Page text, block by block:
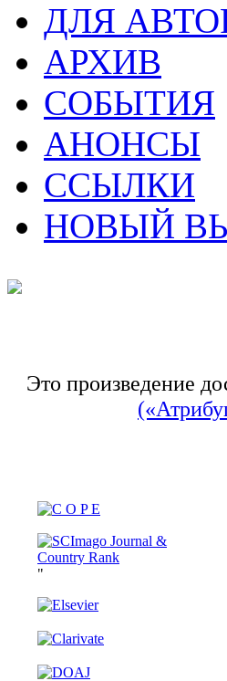
ДЛЯ
АРХИВ
СОБЫТИЯ
АНОНСЫ
ССЫЛКИ
НОВЫЙ
Это произведение
"